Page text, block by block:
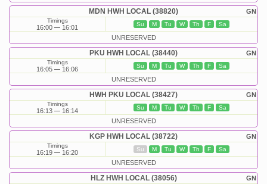
GN
MDN HWH LOCAL (38820)
Timings
16:00 16:01 Su M Tu W Th F Sa
UNRESERVED
GN
PKU HWH LOCAL (38440)
Timings
16:05 16:06 Su M Tu W Th F Sa
UNRESERVED
GN
HWH PKU LOCAL (38427)
Timings
16:13 16:14 Su M Tu W Th F Sa
UNRESERVED
GN
KGP HWH LOCAL (38722)
Timings
16:19 16:20 Su M Tu W Th F Sa
UNRESERVED
GN
HLZ HWH LOCAL (38056)